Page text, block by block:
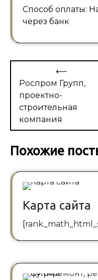
Способ оплаты:
через банк
Навигация
по
записям
⟵
Роспром Групп,
проектно-
строительная
компания
Похожие
Карта сайта